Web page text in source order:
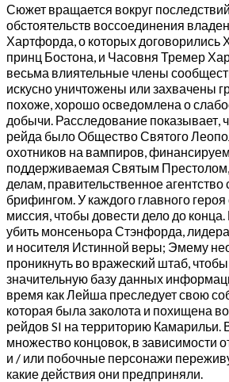
Сюжет вращается вокруг
обстоятельств воссоединения
Хартфорда, о которых договорились
принц Бостона, и Часовня Тремер
весьма влиятельные члены
искусно уничтожены или захвачены
похоже, хорошо осведомлена о
добычи. Расследование показывает,
рейда было Общество Святого
охотников на вампиров,
поддерживаемая Святым
делам, правительственное
брифингом. У каждого главного героя
миссия, чтобы довести дело до
убить монсеньора Стэнфорда,
и носителя Истинной веры; Эмему
проникнуть во вражеский штаб,
значительную базу данных
время как Лейша преследует свою
которая была заколота и похищена
рейдов SI на территорию Камарильи.
множество концовок, в зависимости
и / или побочные персонажи
какие действия они предприняли.